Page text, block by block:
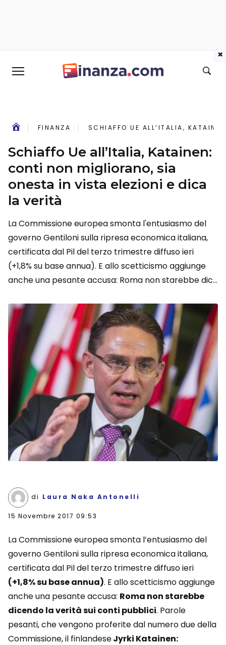
FINANZA SCHIAFFO UE ALL’ITALIA,
Schiaffo Ue all’Italia, Katainen:
conti non migliorano, sia
onesta in vista elezioni e dica
la verità
La Commissione europea smonta l'entusiasmo del
governo Gentiloni sulla ripresa economica italiana,
certificata dal Pil del terzo trimestre diffuso ieri
(+1,8% su base annua). E allo scetticismo aggiunge
anche una pesante accusa: Roma non starebbe dic...
di Laura Naka Antonelli
15 Novembre 2017 09:53
La Commissione europea smonta l’entusiasmo del
governo Gentiloni sulla ripresa economica italiana,
certificata dal Pil del terzo trimestre diffuso ieri
(+1,8% su base annua). E allo scetticismo aggiunge
anche una pesante accusa: Roma non starebbe
dicendo la verità sui conti pubblici. Parole
pesanti, che vengono proferite dal numero due della
Commissione, il finlandeseJyrki Katainen:
×